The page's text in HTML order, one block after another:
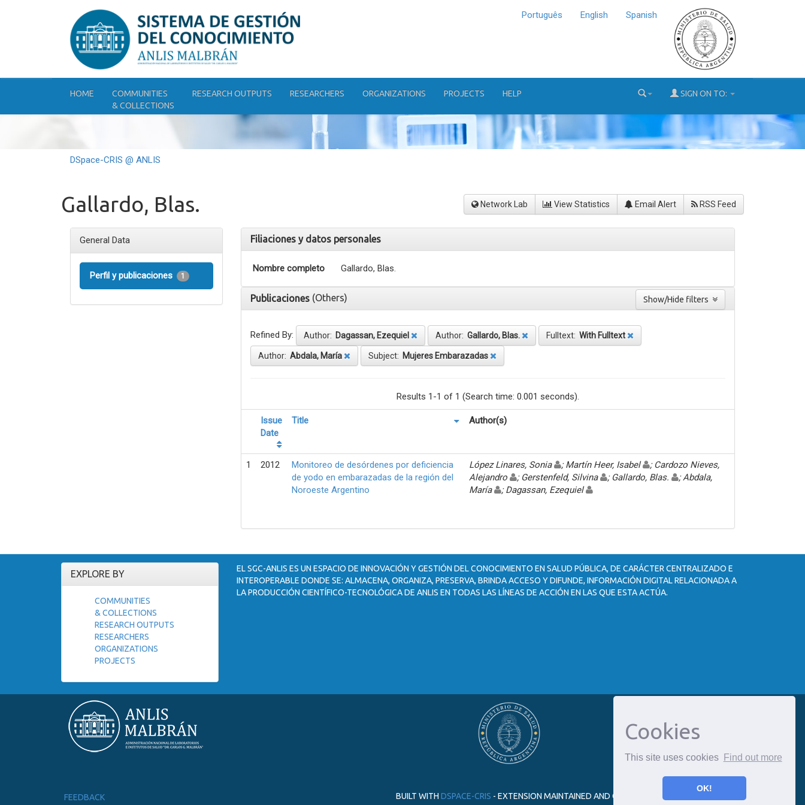
Cookies
This site uses cookies Find out more
OK!
Português English Spanish
HOME
COMMUNITIES
& COLLECTIONS
RESEARCH OUTPUTS RESEARCHERS ORGANIZATIONS PROJECTS HELP SIGN ON TO:
DSpace-CRIS @ ANLIS
Gallardo, Blas. Network Lab View Statistics Email Alert RSS Feed
General Data
Perfil y publicaciones 1
Filiaciones y datos personales
Nombre completo Gallardo, Blas.
Publicaciones (Others)
Refined By: Author: Dagassan, Ezequiel Author: Gallardo, Blas. Fulltext: With Fulltext
Author: Abdala, María Subject: Mujeres Embarazadas
Results 1-1 of 1 (Search time: 0.001 seconds).
Issue
Date
Title Author(s)
1 2012
Monitoreo de desórdenes por deficiencia
de yodo en embarazadas de la región del
Noroeste Argentino
López Linares, Sonia ; Martín Heer, Isabel
; Cardozo Nieves,
Alejandro
; Gerstenfeld, Silvina ; Gallardo, Blas.
; Abdala,
María
; Dagassan, Ezequiel
EXPLORE BY
COMMUNITIES
& COLLECTIONS
RESEARCH OUTPUTS
RESEARCHERS
ORGANIZATIONS
PROJECTS
EL SGC-ANLIS ES UN ESPACIO DE INNOVACIÓN Y GESTIÓN DEL CONOCIMIENTO EN SALUD PÚBLICA, DE CARÁCTER CENTRALIZADO E
INTEROPERABLE DONDE SE: ALMACENA, ORGANIZA, PRESERVA, BRINDA ACCESO Y DIFUNDE, INFORMACIÓN DIGITAL RELACIONADA A
LA PRODUCCIÓN CIENTÍFICO-TECNOLÓGICA DE ANLIS EN TODAS LAS LÍNEAS DE ACCIÓN EN LAS QUE ESTA ACTÚA.
FEEDBACK BUILT WITH DSPACE-CRIS - EXTENSION MAINTAINED AND OPTIMIZED BY